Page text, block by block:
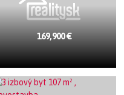
169,900 €